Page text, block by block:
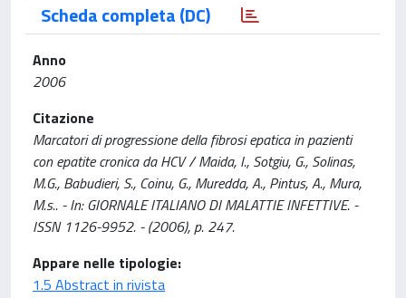
Scheda completa (DC)
Anno
2006
Citazione
Marcatori di progressione della fibrosi epatica in pazienti
con epatite cronica da HCV / Maida, I., Sotgiu, G., Solinas,
M.G., Babudieri, S., Coinu, G., Muredda, A., Pintus, A., Mura,
M.s.. - In: GIORNALE ITALIANO DI MALATTIE INFETTIVE. -
ISSN 1126-9952. - (2006), p. 247.
Appare nelle tipologie:
1.5 Abstract in rivista